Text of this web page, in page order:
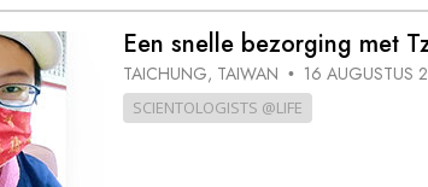
Een snelle bezorging met
TAICHUNG, TAIWAN • 16 AUGUSTUS
SCIENTOLOGISTS @LIFE